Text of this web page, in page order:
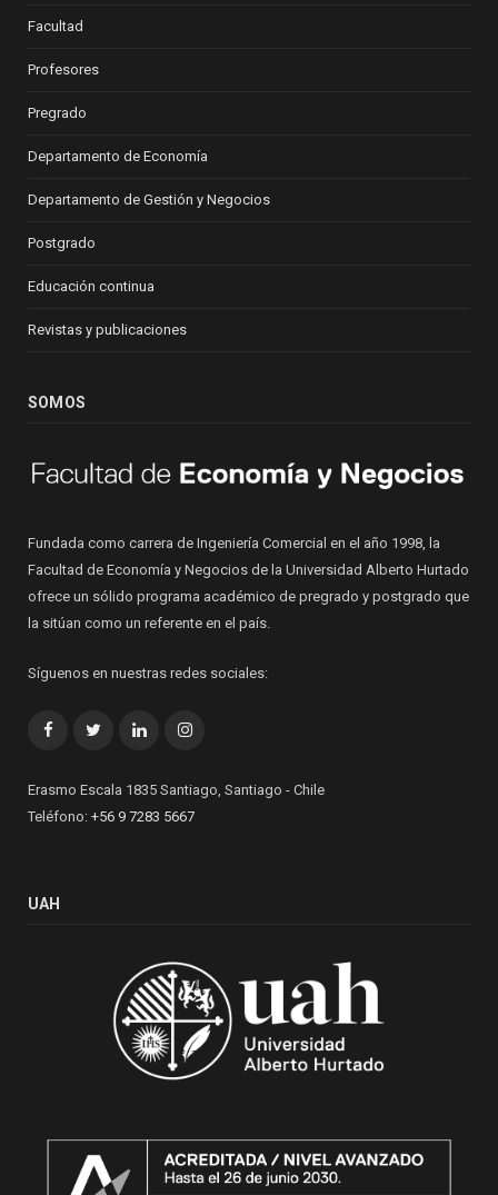
Facultad
Profesores
Pregrado
Departamento de Economía
Departamento de Gestión y Negocios
Postgrado
Educación continua
Revistas y publicaciones
SOMOS
Fundada como carrera de Ingeniería Comercial en el año 1998, la
Facultad de Economía y Negocios de la Universidad Alberto Hurtado
ofrece un sólido programa académico de pregrado y postgrado que
la sitúan como un referente en el país.
Síguenos en nuestras redes sociales:
FacebookTwitterLinkedInInstagram
Erasmo Escala 1835 Santiago, Santiago - Chile
Teléfono: +56 9 7283 5667
UAH